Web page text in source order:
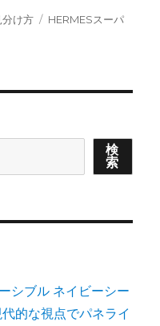
分け方
タ
HERMESスーパ
検
索
シブル ネイビーシー
的な視点でパネライ